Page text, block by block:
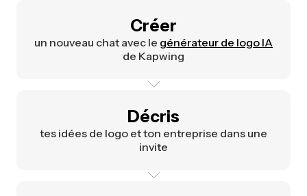
Créer
un nouveau chat avec le générateur de logo IA
de Kapwing
Décris
tes idées de logo et ton entreprise dans une
invite